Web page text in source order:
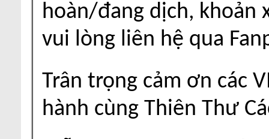
hoàn/đang dịch, khoản
vui lòng liên hệ qua
Trân trọng cảm ơn các
hành cùng Thiên Thư